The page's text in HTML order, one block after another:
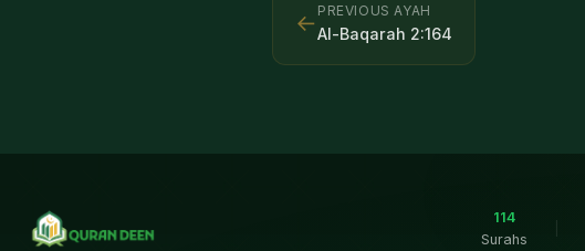
← PREVIOUS AYAH
Al-Baqarah 2:164
114
Surahs